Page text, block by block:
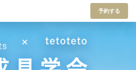
予約する